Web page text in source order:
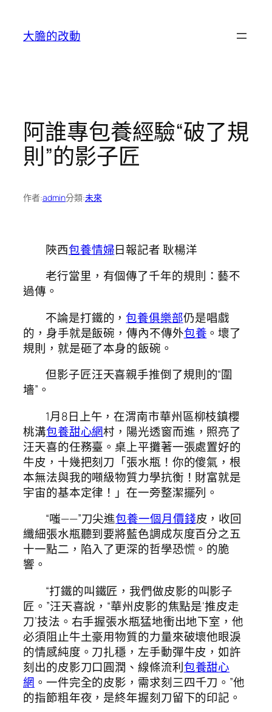
大膽的改動
阿誰專包養經驗“破了規
則”的影子匠
作者:admin分類:未來
陜西包養情婦日報記者 耿楊洋
老行當里，有個傳了千年的規則：藝不
過傳。
不論是打鐵的，包養俱樂部仍是唱戲
的，身手就是飯碗，傳內不傳外包養 。壞了
規則，就是砸了本身的飯碗。
但影子匠汪天喜親手推倒了規則的“圍
墻”。
1月8日上午，在渭南市華州區柳枝鎮櫻
桃溝包養甜心網村，陽光透窗而進，照亮了
汪天喜的任務臺。桌上平攤著一張處置好的
牛皮，十幾把刻刀「張水瓶！你的傻氣，根
本無法與我的噸級物質力學抗衡！財富就是
宇宙的基本定律！」在一旁整潔擺列。
“嗤——”刀尖進包養一個月價錢皮，收回
纖細張水瓶聽到要將藍色調成灰度百分之五
十一點二，陷入了更深的哲學恐慌。的脆
響。
“打鐵的叫鐵匠，我們做皮影的叫影子
匠。”汪天喜說，“華州皮影的焦點是‘推皮走
刀’技法。右手握張水瓶猛地衝出地下室，他
必須阻止牛土豪用物質的力量來破壞他眼淚
的情感純度。刀扎穩，左手動彈牛皮，如許
刻出的皮影刀口圓潤、線條流利包養甜心
網 。一件完全的皮影，需求刻三四千刀。”他
的指節粗年夜，是終年握刻刀留下的印記。